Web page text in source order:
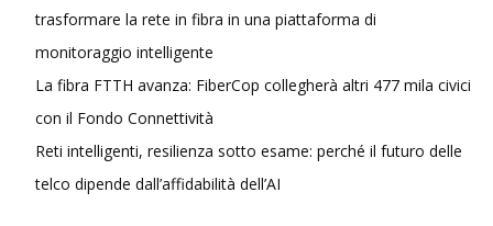
trasformare la rete in fibra in una piattaforma di
monitoraggio intelligente
La fibra FTTH avanza: FiberCop collegherà altri 477 mila civici
con il Fondo Connettività
Reti intelligenti, resilienza sotto esame: perché il futuro delle
telco dipende dall’affidabilità dell’AI